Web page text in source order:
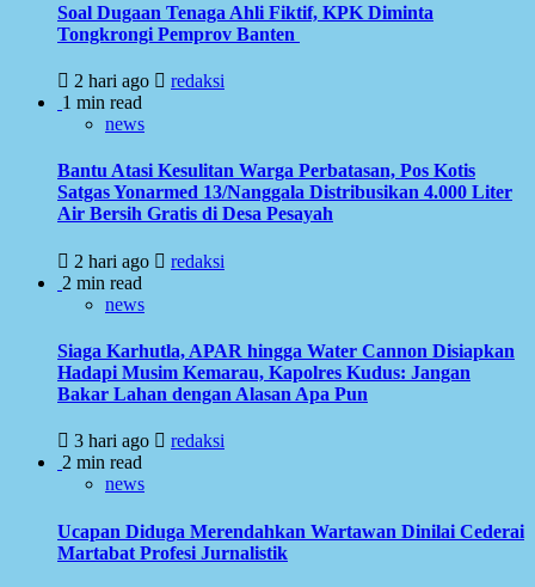
Soal Dugaan Tenaga Ahli Fiktif, KPK Diminta
Tongkrongi Pemprov Banten
2 hari ago
redaksi
1 min read
news
Bantu Atasi Kesulitan Warga Perbatasan, Pos Kotis
Satgas Yonarmed 13/Nanggala Distribusikan 4.000 Liter
Air Bersih Gratis di Desa Pesayah
2 hari ago
redaksi
2 min read
news
Siaga Karhutla, APAR hingga Water Cannon Disiapkan
Hadapi Musim Kemarau, Kapolres Kudus: Jangan
Bakar Lahan dengan Alasan Apa Pun
3 hari ago
redaksi
2 min read
news
Ucapan Diduga Merendahkan Wartawan Dinilai Cederai
Martabat Profesi Jurnalistik